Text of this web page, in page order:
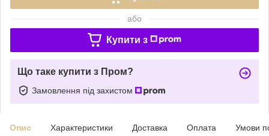
або
Купити з
Що таке купити з Пром?
Замовлення під захистом
Опис Характеристики Доставка Оплата Умови